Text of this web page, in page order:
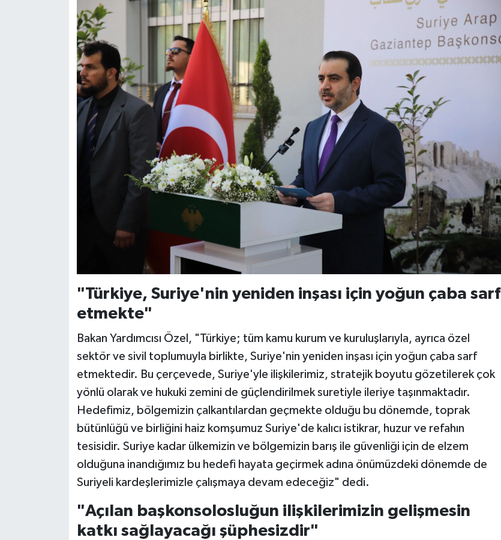
"Türkiye, Suriye'nin yeniden inşası için yoğun çaba sarf
etmekte"
Bakan Yardımcısı Özel, "Türkiye; tüm kamu kurum ve kuruluşlarıyla, ayrıca özel
sektör ve sivil toplumuyla birlikte, Suriye'nin yeniden inşası için yoğun çaba sarf
etmektedir. Bu çerçevede, Suriye'yle ilişkilerimiz, stratejik boyutu gözetilerek çok
yönlü olarak ve hukuki zemini de güçlendirilmek suretiyle ileriye taşınmaktadır.
Hedefimiz, bölgemizin çalkantılardan geçmekte olduğu bu dönemde, toprak
bütünlüğü ve birliğini haiz komşumuz Suriye'de kalıcı istikrar, huzur ve refahın
tesisidir. Suriye kadar ülkemizin ve bölgemizin barış ile güvenliği için de elzem
olduğuna inandığımız bu hedefi hayata geçirmek adına önümüzdeki dönemde de
Suriyeli kardeşlerimizle çalışmaya devam edeceğiz" dedi.
"Açılan başkonsolosluğun ilişkilerimizin gelişmesin
katkı sağlayacağı şüphesizdir"